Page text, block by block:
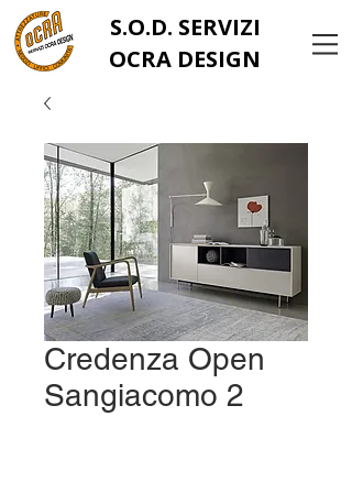
S.O.D. SERVIZI
OCRA DESIGN
Credenza Open
Sangiacomo 2